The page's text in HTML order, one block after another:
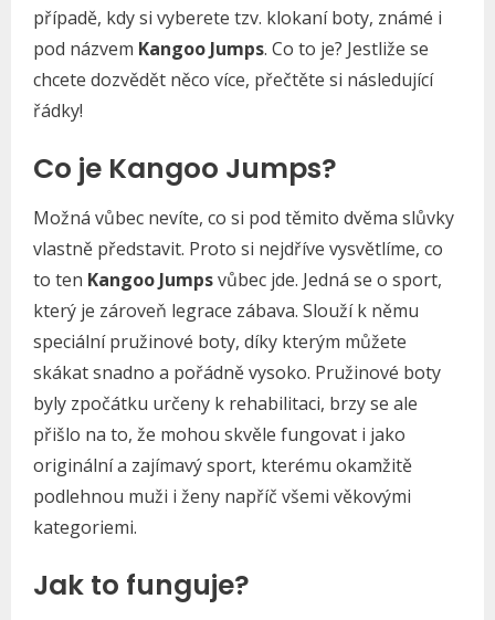
případě, kdy si vyberete tzv. klokaní boty, známé i
pod názvem Kangoo Jumps. Co to je? Jestliže se
chcete dozvědět něco více, přečtěte si následující
řádky!
Co je Kangoo Jumps?
Možná vůbec nevíte, co si pod těmito dvěma slůvky
vlastně představit. Proto si nejdříve vysvětlíme, co
to ten Kangoo Jumpsvůbec jde. Jedná se o sport,
který je zároveň legrace zábava. Slouží k němu
speciální pružinové boty, díky kterým můžete
skákat snadno a pořádně vysoko. Pružinové boty
byly zpočátku určeny k rehabilitaci, brzy se ale
přišlo na to, že mohou skvěle fungovat i jako
originální a zajímavý sport, kterému okamžitě
podlehnou muži i ženy napříč všemi věkovými
kategoriemi.
Jak to funguje?